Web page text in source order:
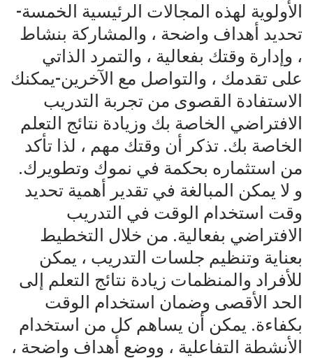
الأولوية لهذه المجالات الرئيسية الخمسة-
تحديد أهداف واضحة ، والمشاركة بنشاط
، وإدارة وقتك بفعالية ، والتمرد الذاتي
على تقدمك ، والتواصل مع الآخرين-يمكنك
الاستفادة القصوى من تجربة التدريب
الافتراضي الخاصة بك وزيادة نتائج التعلم
الخاصة بك. تذكر أن وقتك مهم ، لذا تأكد
من استثماره بحكمة في نموك وتطويرك.
و لا يمكن المبالغة في تقدير أهمية تحديد
وقت استخدام الوقت في التدريب
الافتراضي بفعالية. من خلال التخطيط
بعناية وتنظيم جلسات التدريب ، يمكن
للأفراد والمنظمات زيادة نتائج التعلم إلى
الحد الأقصى وضمان استخدام الوقت
بكفاءة. يمكن أن يساهم كل من استخدام
الأنشطة التفاعلية ، ووضع أهداف واضحة ،